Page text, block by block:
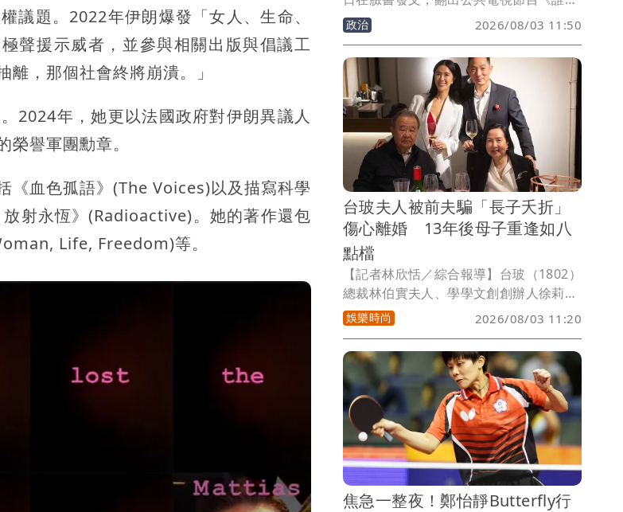
議題。2022年伊朗爆發「女人、生命、
聲援示威者，並參與相關出版與倡議工
，那個社會終將崩潰。」
2024年，她更以法國政府對伊朗異議人
譽軍團勳章。
《血色孤語》(The Voices)以及描寫科學
射永恆》(Radioactive)。她的著作還包
Life, Freedom)等。
晚餐》過去曾拍攝國民黨立委羅廷瑋的內
容，批評羅廷瑋的大學求學經歷及問政表
現，直言對方是「混文憑的咖」，卻一路
當選台中市議員、立法委員。他更諷刺表
示，「真的是感謝台中市民的水準」，讓
這樣的咖在國會耍官威。
政治 2026/08/03 11:50
台玻夫人被前夫騙「長子夭折」
傷心離婚 13年後母子重逢如八
點檔
【記者林欣恬／綜合報導】台玻（1802）
總裁林伯實夫人、學學文創創辦人徐莉
玲，近日傳出長子徐子翔今年初不幸離
世，令人唏噓。而鮮為人知的是，徐莉玲
與徐子翔的母子情，歷經一段宛如八點檔
般的曲折人生，因前夫留子不維持婚姻，
騙她「兒子夭折」，讓她傷心離婚返台，
未料這對母子竟在13年後意外重逢相認。
娛樂時尚 2026/08/03 11:20
焦急一整夜！鄭怡靜Butterfly行